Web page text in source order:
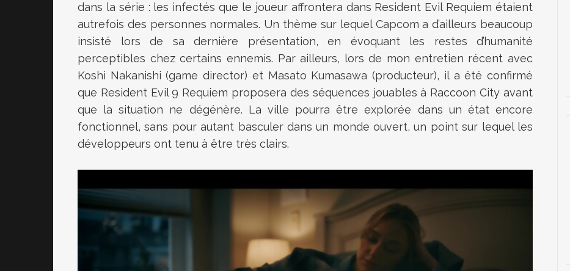
dans la série : les infectés que le joueur affrontera dans Resident Evil Requiem étaient
autrefois des personnes normales. Un thème sur lequel Capcom a d’ailleurs beaucoup
insisté lors de sa dernière présentation, en évoquant les restes d’humanité
perceptibles chez certains ennemis. Par ailleurs, lors de mon entretien récent avec
Koshi Nakanishi (game director) et Masato Kumasawa (producteur), il a été confirmé
que Resident Evil 9 Requiem proposera des séquences jouables à Raccoon City avant
que la situation ne dégénère. La ville pourra être explorée dans un état encore
fonctionnel, sans pour autant basculer dans un monde ouvert, un point sur lequel les
développeurs ont tenu à être très clairs.